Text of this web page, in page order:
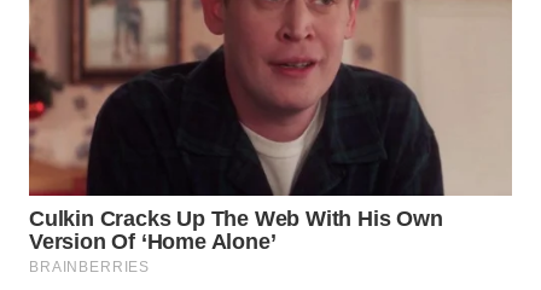
WN
WN
MANDALIKA
WN
LIKUPANG
WN